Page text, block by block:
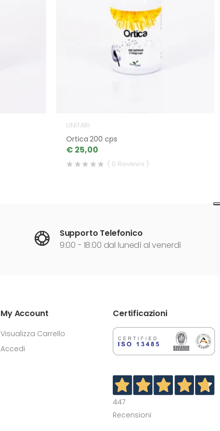
UNITARI
Ortica 200 cps
€ 25,00
( 0 Reviews )
Supporto Telefonico
9:00 - 18:00 dal lunedì al venerdì
My Account
Visualizza Carrello
Accedi
Certificazioni
447
Recensioni